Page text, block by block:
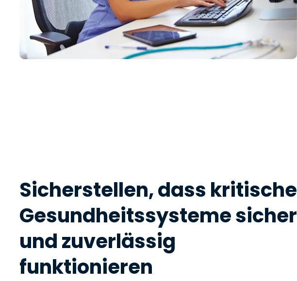
Sicherstellen, dass kritische
Gesundheitssysteme sicher
und zuverlässig
funktionieren